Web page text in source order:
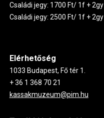
Családi jegy: 1700 Ft/ 1f + 2gy
Családi jegy: 2500 Ft/ 1f + 2gy
Elérhetőség
1033 Budapest, Fő tér 1.
+ 36 1 368 70 21
kassakmuzeum@pim.hu